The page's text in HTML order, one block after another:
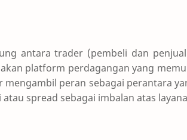
antara trader (pembeli dan
platform perdagangan yang
mengambil peran sebagai perantara
spread sebagai imbalan atas